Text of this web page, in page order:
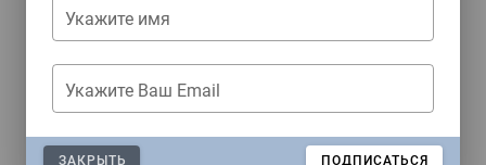
проблемой довольно давно, я уже
успела изучить все приюты
регионе. Я предлагаю, чтобы
создал свою карту, на которой
Укажите имя
Укажите Ваш Email
ЗАКРЫТЬ ПОДПИСАТЬСЯ